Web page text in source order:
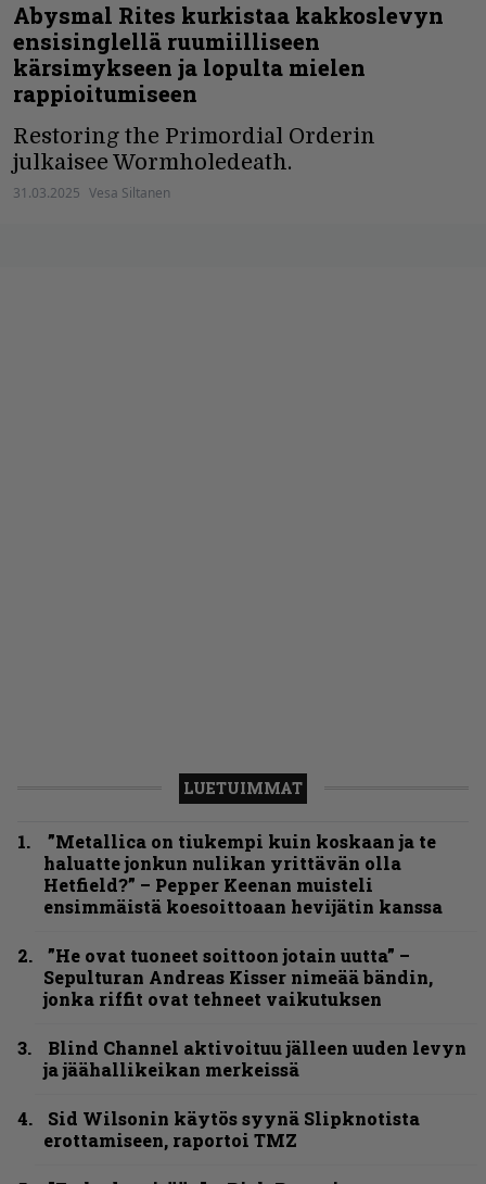
Abysmal Rites kurkistaa kakkoslevyn
ensisinglellä ruumiilliseen
kärsimykseen ja lopulta mielen
rappioitumiseen
Restoring the Primordial Orderin
julkaisee Wormholedeath.
31.03.2025 Vesa Siltanen
LUETUIMMAT
”Metallica on tiukempi kuin koskaan ja te
haluatte jonkun nulikan yrittävän olla
Hetfield?” – Pepper Keenan muisteli
ensimmäistä koesoittoaan hevijätin kanssa
”He ovat tuoneet soittoon jotain uutta” –
Sepulturan Andreas Kisser nimeää bändin,
jonka riffit ovat tehneet vaikutuksen
Blind Channel aktivoituu jälleen uuden levyn
ja jäähallikeikan merkeissä
Sid Wilsonin käytös syynä Slipknotista
erottamiseen, raportoi TMZ